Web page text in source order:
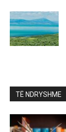
TË NDRYSHME